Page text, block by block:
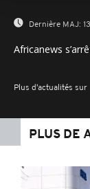
0%
Dernière MAJ:
Africanews
Plus d'actualités sur
PLUS DE